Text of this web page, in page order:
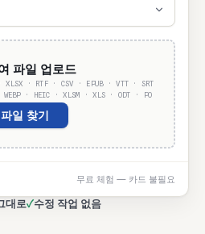
파일 업로드
XLSX · RTF · CSV · EPUB · VTT · SRT
· HEIC · XLSM · XLS · ODT · PO
파일 찾기
무료 체험 — 카드 불필요
대로✓수정 작업 없음